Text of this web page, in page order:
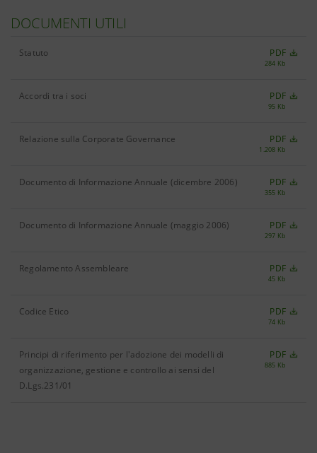
DOCUMENTI UTILI
Statuto PDF
284 Kb
Accordi tra i soci PDF
95 Kb
Relazione sulla Corporate Governance PDF
1.208 Kb
Documento di Informazione Annuale (dicembre 2006) PDF
355 Kb
Documento di Informazione Annuale (maggio 2006) PDF
297 Kb
Regolamento Assembleare PDF
45 Kb
Codice Etico PDF
74 Kb
Principi di riferimento per l'adozione dei modelli di
organizzazione, gestione e controllo ai sensi del
D.Lgs.231/01
PDF
885 Kb